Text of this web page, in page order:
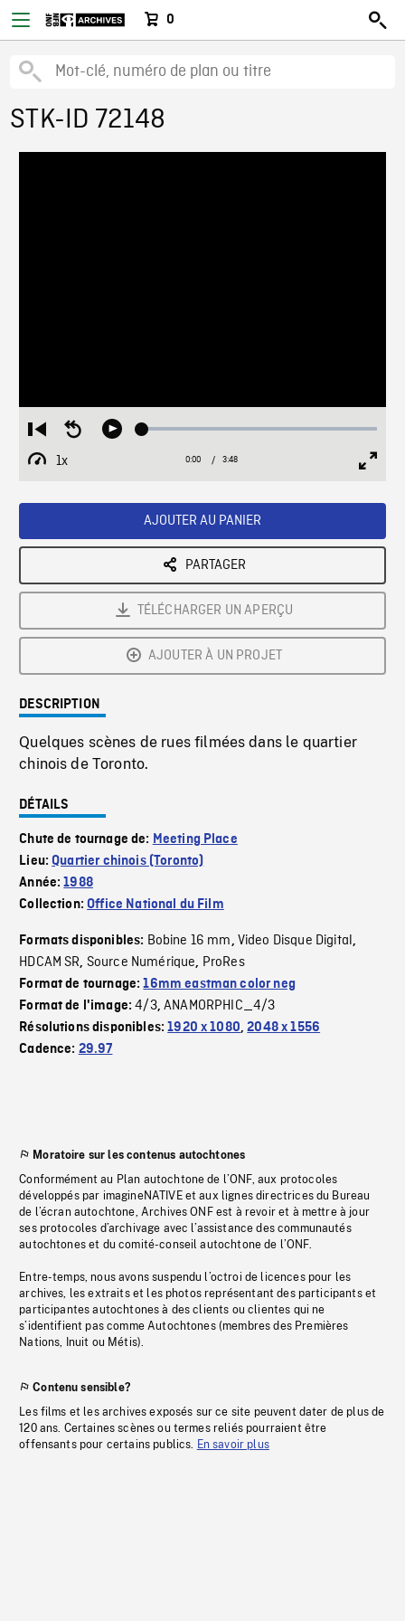
0
STK-ID 72148
Restart
from
beginning
Seek
Play Loaded:
1x
Playback
Current
0:00 / Duration
3:48
AJOUTER AU PANIER
PARTAGER
TÉLÉCHARGER UN APERÇU
AJOUTER À UN PROJET
DESCRIPTION
Quelques scènes de rues filmées dans le quartier
chinois de Toronto.
DÉTAILS
Chute de tournage de: Meeting Place
Lieu:Quartier chinois (Toronto)
Année:1988
Collection:Office National du Film
Formats disponibles: Bobine 16 mm, Video Disque Digital,
HDCAM SR, Source Numérique, ProRes
Format de tournage:16mm eastman color neg
Format de l'image:4/3,ANAMORPHIC_4/3
Résolutions disponibles:1920 x 1080,2048 x 1556
Cadence: 29.97
Moratoire sur les contenus autochtones
Conformément au Plan autochtone de l’ONF, aux protocoles
développés par imagineNATIVE et aux lignes directrices du Bureau
de l’écran autochtone, Archives ONF est à revoir et à mettre à jour
ses protocoles d’archivage avec l’assistance des communautés
autochtones et du comité-conseil autochtone de l’ONF.
Entre-temps, nous avons suspendu l’octroi de licences pour les
archives, les extraits et les photos représentant des participants et
participantes autochtones à des clients ou clientes qui ne
s’identifient pas comme Autochtones (membres des Premières
Nations, Inuit ou Métis).
Contenu sensible?
Les films et les archives exposés sur ce site peuvent dater de plus de
120 ans. Certaines scènes ou termes reliés pourraient être
offensants pour certains publics. En savoir plus